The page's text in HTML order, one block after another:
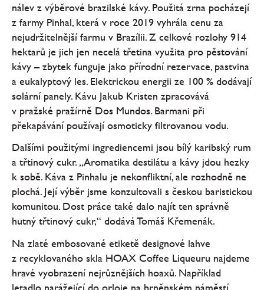
nálev z výběrové brazilské kávy. Použitá zrna pocházejí
z farmy Pinhal, která v roce 2019 vyhrála cenu za
nejudržitelnější farmu v Brazílii. Z celkové rozlohy 914
hektarů je jich jen necelá třetina využita pro pěstování
kávy – zbytek funguje jako přírodní rezervace, pastvina
a eukalyptový les. Elektrickou energii ze 100 % dodávají
solární panely. Kávu Jakub Kristen zpracovává
v pražské pražírně Dos Mundos. Barmani při
překapávání používají osmoticky filtrovanou vodu.
Dalšími použitými ingrediencemi jsou bílý karibský rum
a třtinový cukr. „Aromatika destilátu a kávy jdou hezky
k sobě. Káva z Pinhalu je nekonfliktní, ale rozhodně ne
plochá. Její výběr jsme konzultovali s českou baristickou
komunitou. Dost práce také dalo najít ten správně
hutný třtinový cukr,“ dodává Tomáš Křemenák.
Na zlaté embosované etiketě designové lahve
z recyklovaného skla HOAX Coffee Liqueuru najdeme
hravé vyobrazení nejrůznějších hoaxů. Například
letadlo narážející do orloje na brněnském náměstí